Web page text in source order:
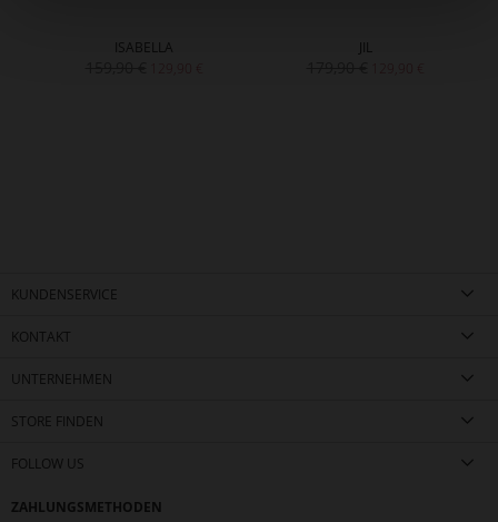
ISABELLA JIL
KUNDENSERVICE
KONTAKT
UNTERNEHMEN
STORE FINDEN
FOLLOW US
ZAHLUNGSMETHODEN